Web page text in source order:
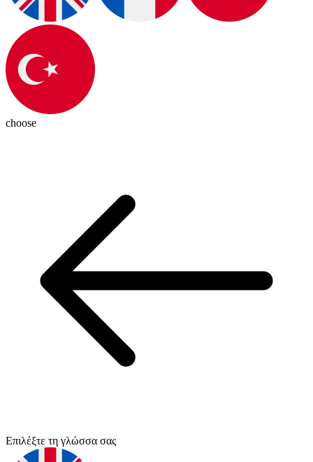
choose
Επιλέξτε τη γλώσσα σας